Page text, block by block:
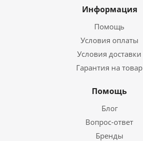
Информация
Помощь
Условия оплаты
Условия доставки
Гарантия на товар
Помощь
Блог
Вопрос-ответ
Бренды